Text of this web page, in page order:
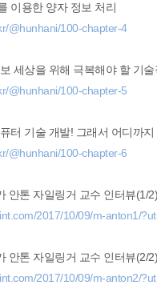
이용한 양자 정보 처리
@hunhani/100-chapter-4
세상을 위해 극복해야 할 기
@hunhani/100-chapter-5
터 기술 개발! 그래서 어디까
@hunhani/100-chapter-6
안톤 자일링거 교수 인터뷰(1/2)
2017/10/09/m-anton1/
안톤 자일링거 교수 인터뷰(2/2)
2017/10/09/m-anton2/